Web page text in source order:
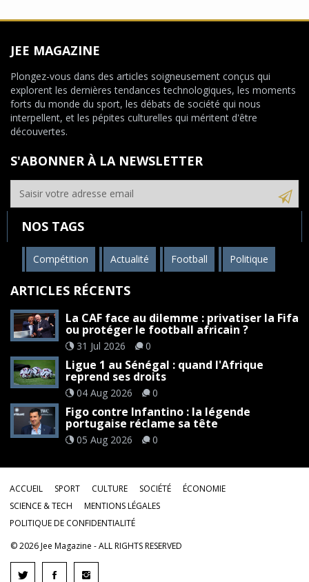
JEE MAGAZINE
Plongez-vous dans des articles soigneusement conçus qui
explorent les dernières tendances technologiques, les moments
forts du monde du sport, les débats de société qui nous
interpellent, et les pépites culturelles qui méritent d'être
découvertes.
S'ABONNER À LA NEWSLETTER
NOS TAGS
Compétition Actualité Football Politique
ARTICLES RÉCENTS
La CAF face au dilemme : privatiser la Fifa
ou protéger le football africain ?
31 Jul 2026 0
Ligue 1 au Sénégal : quand l'Afrique
reprend ses droits
04 Aug 2026 0
Figo contre Infantino : la légende
portugaise réclame sa tête
05 Aug 2026 0
ACCUEIL SPORT CULTURE SOCIÉTÉ
ÉCONOMIE
SCIENCE & TECH
MENTIONS LÉGALES
POLITIQUE DE CONFIDENTIALITÉ
©2026Jee Magazine - ALL RIGHTS RESERVED